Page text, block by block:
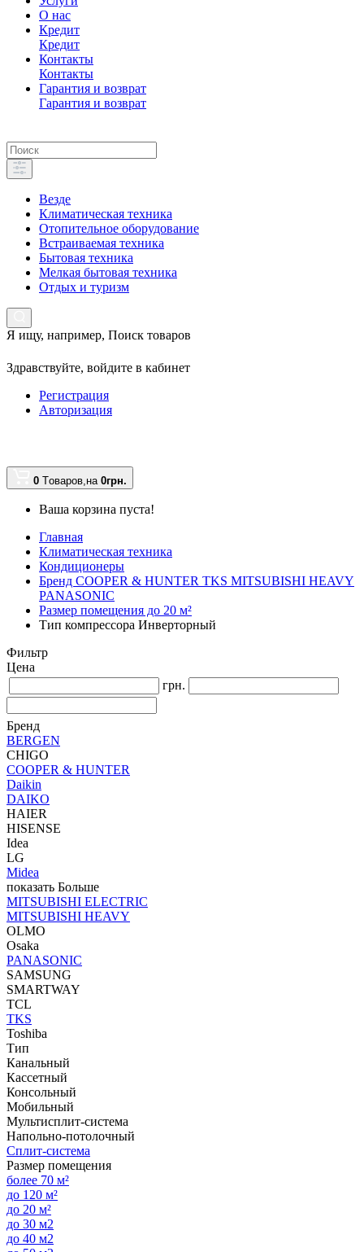
О нас
Кредит
Кредит
Контакты
Контакты
Гарантия и возврат
Гарантия и возврат
Везде
Климатическая техника
Отопительное оборудование
Встраиваемая техника
Бытовая техника
Мелкая бытовая техника
Отдых и туризм
Я ищу, например, Поиск товаров
Здравствуйте, войдите в кабинет
Регистрация
Авторизация
0 Tоваров,на 0грн.
Ваша корзина пуста!
Главная
Климатическая техника
Кондиционеры
Бренд COOPER & HUNTER TKS MITSUBISHI HEAVY
PANASONIC
Размер помещения до 20 м²
Тип компрессора Инверторный
Фильтр
Цена
грн.
Бренд
BERGEN
CHIGO
COOPER & HUNTER
Daikin
DAIKO
HAIER
HISENSE
Idea
LG
Midea
показать Больше
MITSUBISHI ELECTRIC
MITSUBISHI HEAVY
OLMO
Osaka
PANASONIC
SAMSUNG
SMARTWAY
TCL
TKS
Toshiba
Тип
Канальный
Кассетный
Консольный
Мобильный
Мультисплит-система
Напольно-потолочный
Сплит-система
Размер помещения
более 70 м²
до 120 м²
до 20 м²
до 30 м2
до 40 м2